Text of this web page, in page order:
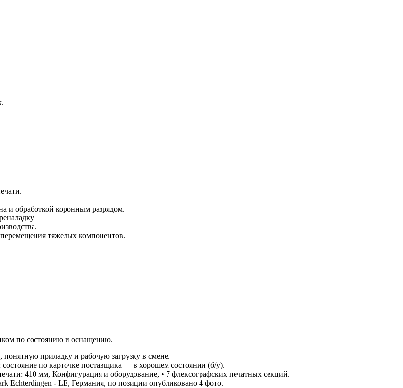
и обработкой коронным разрядом.
тяжелых компонентов.
по состоянию и оснащению.
приладку и рабочую загрузку в смене.
по карточке поставщика — в хорошем состоянии (б/у).
410 мм, Конфигурация и оборудование, • 7 флексографских печатных секций.
Echterdingen - LE, Германия, по позиции опубликовано 4 фото.